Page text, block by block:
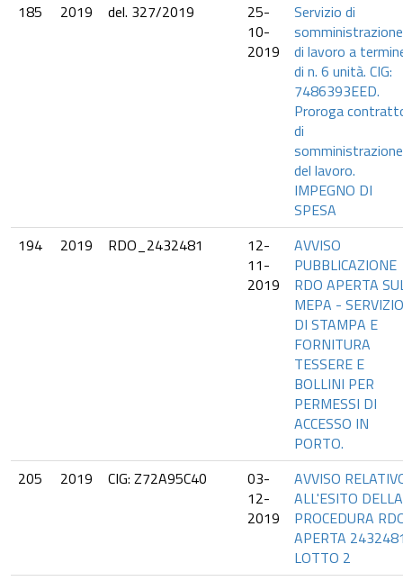
185
2019 del. 327/2019
25-
10-
2019
Servizio di
somministrazione
di lavoro a
di n. 6 unità. CIG:
7486393EED.
Proroga
di
somministrazione
del lavoro.
IMPEGNO DI
SPESA
194
2019 RDO_2432481
12-
11-
2019
AVVISO
PUBBLICAZIONE
RDO APERTA
MEPA - SERVIZIO
DI STAMPA E
FORNITURA
TESSERE E
BOLLINI PER
PERMESSI DI
ACCESSO IN
PORTO.
205
2019 CIG: Z72A95C40
03-
12-
2019
AVVISO
ALL'ESITO DELLA
PROCEDURA
APERTA
LOTTO 2